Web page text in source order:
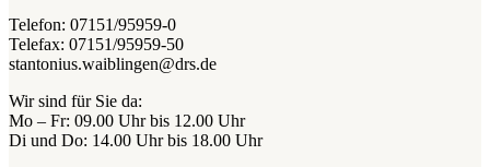
Telefon: 07151/95959-0
Telefax: 07151/95959-50
stantonius.waiblingen@drs.de
Wir sind für Sie da:
Mo – Fr: 09.00 Uhr bis 12.00 Uhr
Di und Do: 14.00 Uhr bis 18.00 Uhr